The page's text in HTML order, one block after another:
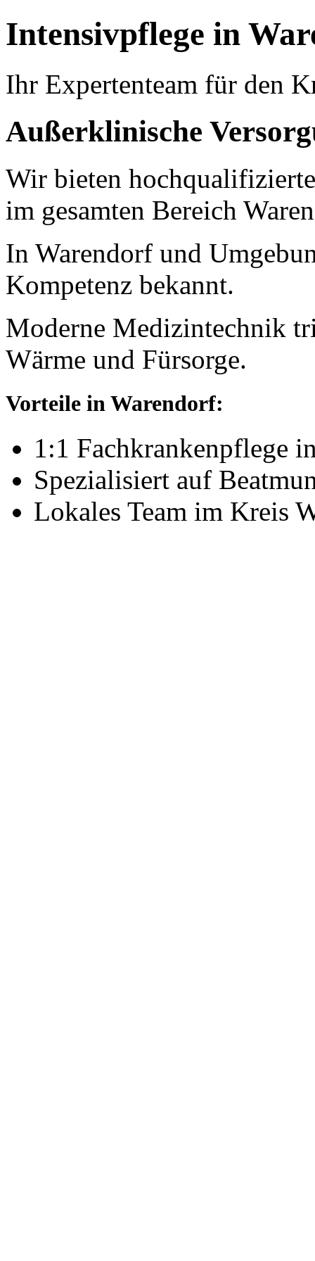
Intensivpflege in
Ihr Expertenteam für den
Außerklinische
Wir bieten
im gesamten Bereich
In Warendorf und
Kompetenz bekannt.
Moderne Medizintechnik
Wärme und Fürsorge.
Vorteile in Warendorf:
1:1 Fachkrankenpflege
Spezialisiert auf
Lokales Team im Kreis